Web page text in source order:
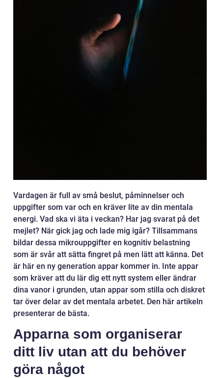
Vardagen är full av små beslut, påminnelser och
uppgifter som var och en kräver lite av din mentala
energi. Vad ska vi äta i veckan? Har jag svarat på det
mejlet? När gick jag och lade mig igår? Tillsammans
bildar dessa mikrouppgifter en kognitiv belastning
som är svår att sätta fingret på men lätt att känna. Det
är här en ny generation appar kommer in. Inte appar
som kräver att du lär dig ett nytt system eller ändrar
dina vanor i grunden, utan appar som stilla och diskret
tar över delar av det mentala arbetet. Den här artikeln
presenterar de bästa.
Apparna som organiserar
ditt liv utan att du behöver
göra något